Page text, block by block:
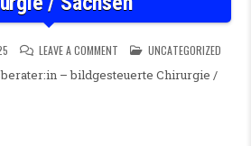
LEAVE A COMMENT ON POSTED IN
UNCATEGORIZED
– bildgesteuerte Chirurgie /